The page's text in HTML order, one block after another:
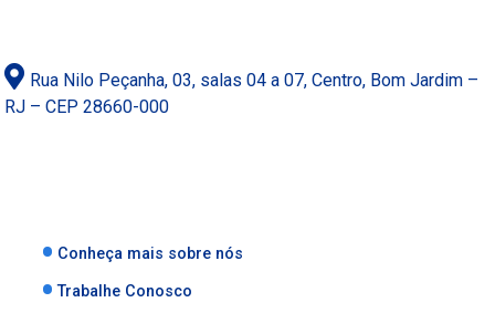
Rua Nilo Peçanha, 03, salas 04 a 07, Centro, Bom Jardim –
RJ – CEP 28660-000
Conheça mais sobre nós
Trabalhe Conosco